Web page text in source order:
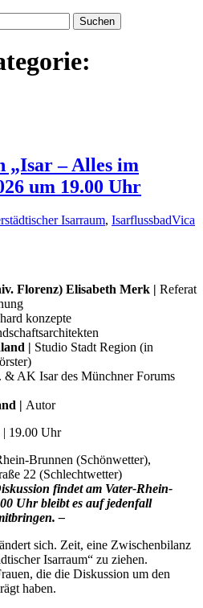
„Isar – Alles im
um 19.00 Uhr
Isarraum, IsarflussbadVica
Florenz) Elisabeth Merk | Referat
konzepte
| Studio Stadt Region (in
& AK Isar des Münchner Forums
| Autor
| 19.00 Uhr
Brunnen (Schönwetter),
22 (Schlechtwetter)
findet am Vater-Rhein-
Uhr bleibt es auf jedenfall
–
sich. Zeit, eine Zwischenbilanz
Isarraum“ zu ziehen.
die die Diskussion um den
haben.